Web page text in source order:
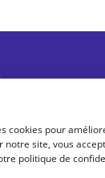
cookies pour
notre site, vous
politique de